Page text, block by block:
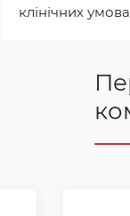
клінічних